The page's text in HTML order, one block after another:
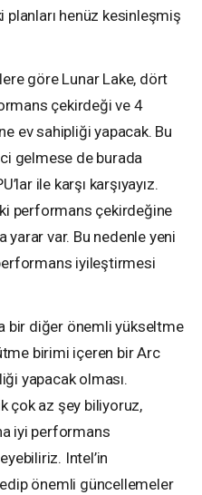
planları henüz kesinleşmiş
göre Lunar Lake, dört
çekirdeği ve 4
ev sahipliği yapacak. Bu
gelmese de burada
ile karşı karşıyayız.
performans çekirdeğine
yarar var. Bu nedenle yeni
iyileştirmesi
bir diğer önemli yükseltme
birimi içeren bir Arc
yapacak olması.
çok az şey biliyoruz,
iyi performans
Intel’in
önemli güncellemeler